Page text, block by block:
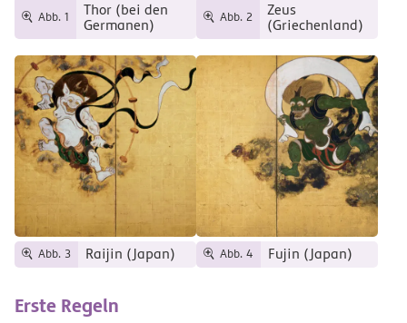
Abb. 1
Thor (bei den
Germanen)
Abb. 2
Zeus
(Griechenland)
Abb. 3 Raijin (Japan) Abb. 4 Fujin (Japan)
Erste Regeln